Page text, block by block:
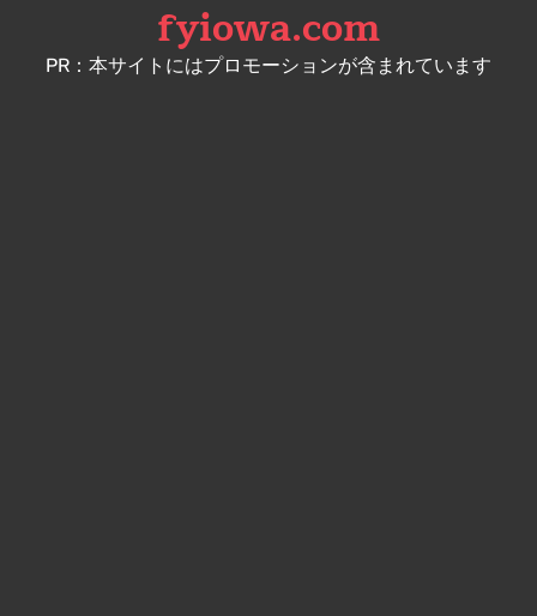
content
fyiowa.com
PR：本サイトにはプロモーションが含まれています